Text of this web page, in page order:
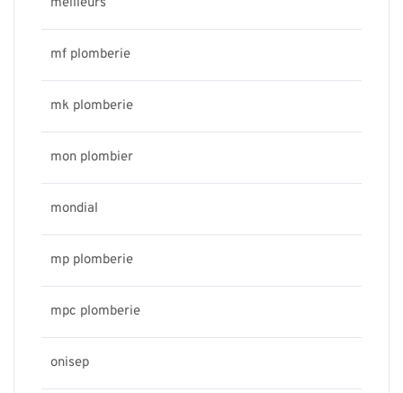
mf plomberie
mk plomberie
mon plombier
mondial
mp plomberie
mpc plomberie
onisep